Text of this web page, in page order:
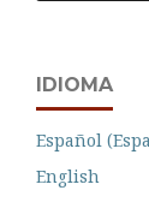
IDIOMA
Español
English